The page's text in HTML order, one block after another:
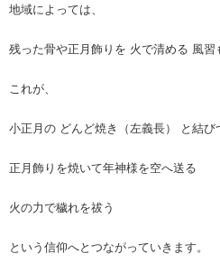
地域によっては、
残った骨や正月飾りを 火で清める 風習
これが、
小正月の どんど焼き（左義長） と結び
正月飾りを焼いて年神様を空へ送る
火の力で穢れを祓う
という信仰へとつながっていきます。